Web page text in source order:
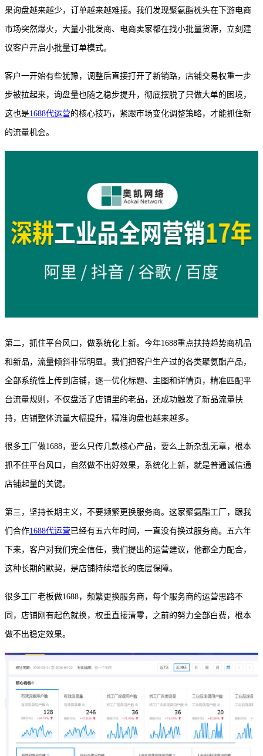
果询盘越来越少，订单越来越难接。我们发现聚氨酯枕头在下游电商
市场突然爆火，大量小批发商、电商卖家都在找小批量货源，立刻建
议客户开启小批量订单模式。
客户一开始有些犹豫，调整后直接打开了新销路，店铺交易权重一步
步被拉起来，询盘量也随之稳步提升，彻底摆脱了只做大单的困境，
这也是1688代运营的核心技巧，紧跟市场变化调整策略，才能抓住新
的流量机会。
第二，抓住平台风口，做系统化上新。今年1688重点扶持趋势商机品
和新品，流量倾斜非常明显。我们把客户生产过的各类聚氨酯产品，
全部系统性上传到店铺，逐一优化标题、主图和详情页，精准匹配平
台流量规则，不仅盘活了店铺里的老品，还成功触发了新品流量扶
持，店铺整体流量大幅提升，精准询盘也越来越多。
很多工厂做1688，要么只传几款核心产品，要么上新杂乱无章，根本
抓不住平台风口，自然做不出好效果，系统化上新，就是普通诚信通
店铺起量的关键。
第三，坚持长期主义，不要频繁更换服务商。这家聚氨酯工厂，跟我
们合作1688代运营 已经有五六年时间，一直没有换过服务商。五六年
下来，客户对我们完全信任，我们提出的运营建议，他都全力配合，
这种长期的默契，是店铺持续增长的底层保障。
很多工厂老板做1688，频繁更换服务商，每个服务商的运营思路不
同，店铺刚有起色就换，权重直接清零，之前的努力全部白费，根本
做不出稳定效果。